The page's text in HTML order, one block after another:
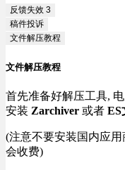
反馈失效 3
稿件投诉
文件解压教程
文件解压教程
首先准备好解压工具,
安装 Zarchiver 或者 ES
(注意不要安装国内应
会收费)